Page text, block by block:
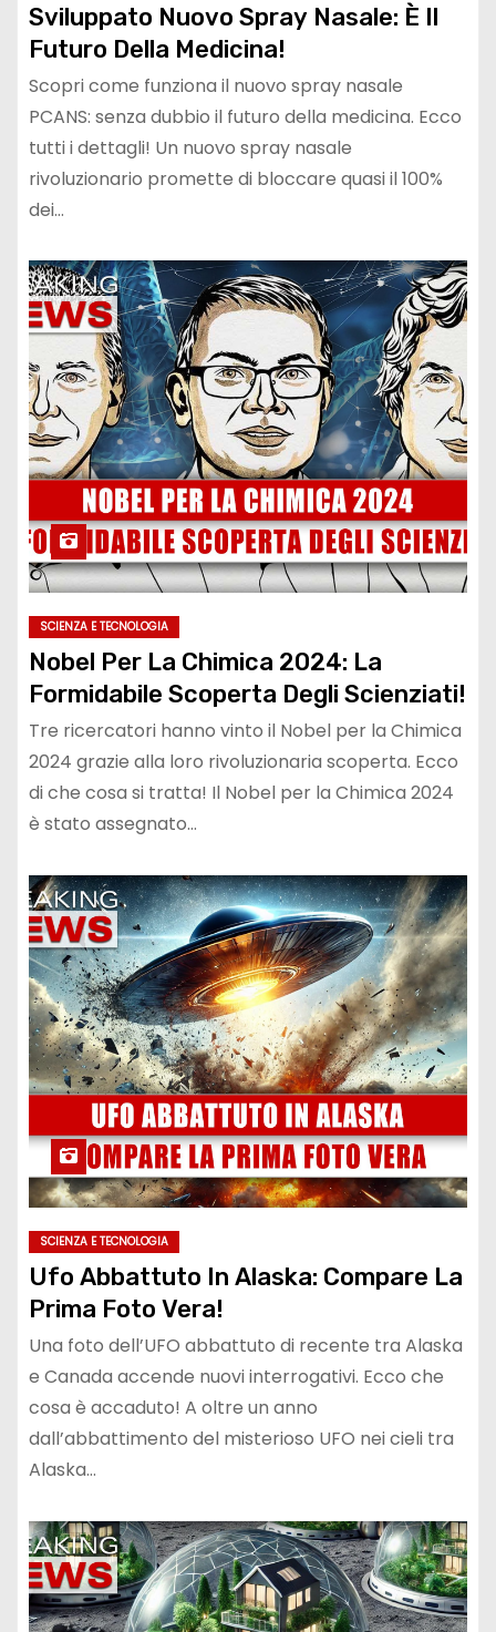
Sviluppato Nuovo Spray Nasale: È Il
Futuro Della Medicina!
Scopri come funziona il nuovo spray nasale
PCANS: senza dubbio il futuro della medicina. Ecco
tutti i dettagli! Un nuovo spray nasale
rivoluzionario promette di bloccare quasi il 100%
dei…
SCIENZA E TECNOLOGIA
Nobel Per La Chimica 2024: La
Formidabile Scoperta Degli Scienziati!
Tre ricercatori hanno vinto il Nobel per la Chimica
2024 grazie alla loro rivoluzionaria scoperta. Ecco
di che cosa si tratta! Il Nobel per la Chimica 2024
è stato assegnato…
SCIENZA E TECNOLOGIA
Ufo Abbattuto In Alaska: Compare La
Prima Foto Vera!
Una foto dell’UFO abbattuto di recente tra Alaska
e Canada accende nuovi interrogativi. Ecco che
cosa è accaduto! A oltre un anno
dall’abbattimento del misterioso UFO nei cieli tra
Alaska…